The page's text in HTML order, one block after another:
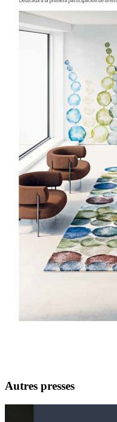
Autres presses